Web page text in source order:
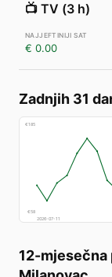
📺 TV (3 h)
€ 0.00
Zadnjih 31
€185
€58
2026-07-11
12-